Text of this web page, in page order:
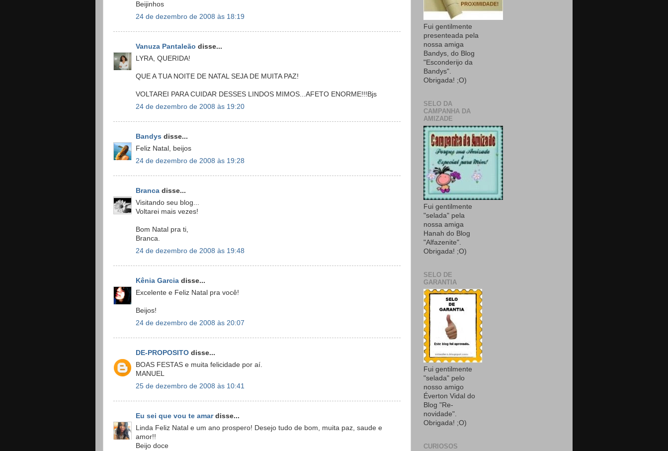
Beijinhos
24 de dezembro de 2008 às 18:19
Vanuza Pantaleão disse...
LYRA, QUERIDA!
QUE A TUA NOITE DE NATAL SEJA DE MUITA PAZ!
VOLTAREI PARA CUIDAR DESSES LINDOS MIMOS...AFETO ENORME!!!Bjs
24 de dezembro de 2008 às 19:20
Bandys disse...
Feliz Natal, beijos
24 de dezembro de 2008 às 19:28
Branca disse...
Visitando seu blog...
Voltarei mais vezes!
Bom Natal pra ti,
Branca.
24 de dezembro de 2008 às 19:48
Kênia Garcia disse...
Excelente e Feliz Natal pra você!
Beijos!
24 de dezembro de 2008 às 20:07
DE-PROPOSITO disse...
BOAS FESTAS e muita felicidade por aí.
MANUEL
25 de dezembro de 2008 às 10:41
Eu sei que vou te amardisse...
Linda Feliz Natal e um ano prospero! Desejo tudo de bom, muita paz, saude e
amor!!
Beijo doce
Fui gentilmente
presenteada pela
nossa amiga
Bandys, do Blog
"Esconderijo da
Bandys".
Obrigada! ;O)
SELO DA
CAMPANHA DA
AMIZADE
Fui gentilmente
"selada" pela
nossa amiga
Hanah do Blog
"Alfazenite".
Obrigada! ;O)
SELO DE
GARANTIA
Fui gentilmente
"selada" pelo
nosso amigo
Éverton Vidal do
Blog "Re-
novidade".
Obrigada! ;O)
CURIOSOS